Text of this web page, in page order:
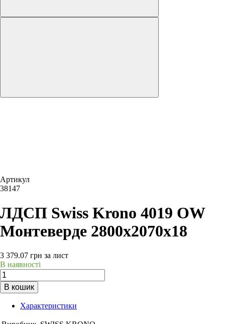
Артикул
38147
ЛДСП Swiss Krono 4019 OW
Монтеверде 2800х2070х18
3 379.07 грн за лист
В наявності
В кошик
Характеристики